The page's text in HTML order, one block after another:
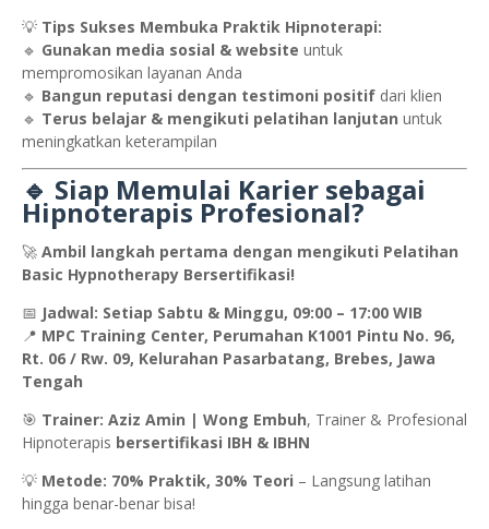
💡 Tips Sukses Membuka Praktik Hipnoterapi:
🔹 Gunakan media sosial & website untuk
mempromosikan layanan Anda
🔹 Bangun reputasi dengan testimoni positif dari klien
🔹 Terus belajar & mengikuti pelatihan lanjutan untuk
meningkatkan keterampilan
🔹 Siap Memulai Karier sebagai
Hipnoterapis Profesional?
🚀 Ambil langkah pertama dengan mengikuti Pelatihan
Basic Hypnotherapy Bersertifikasi!
📅 Jadwal: Setiap Sabtu & Minggu, 09:00 – 17:00 WIB
📍 MPC Training Center, Perumahan K1001 Pintu No. 96,
Rt. 06 / Rw. 09, Kelurahan Pasarbatang, Brebes, Jawa
Tengah
🎯 Trainer: Aziz Amin | Wong Embuh, Trainer & Profesional
Hipnoterapis bersertifikasi IBH & IBHN
💡 Metode: 70% Praktik, 30% Teori – Langsung latihan
hingga benar-benar bisa!